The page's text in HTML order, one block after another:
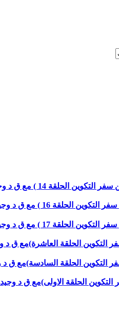
ق د وجيد فهيم 6 ديسمبر 2023
د وجيد فهيم 13 ديسمبر 2023
د وجيد فهيم 20 ديسمبر 2023
الحلقة العاشرة)مع ق د وجيد فهيم 1
الحلقة السادسة)مع ق د وجيد فهيم 4
الاولى)مع ق د وجيد فهيم 30